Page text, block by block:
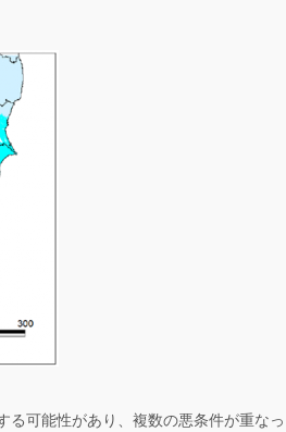
る可能性があり、複数の悪条件が重なっ